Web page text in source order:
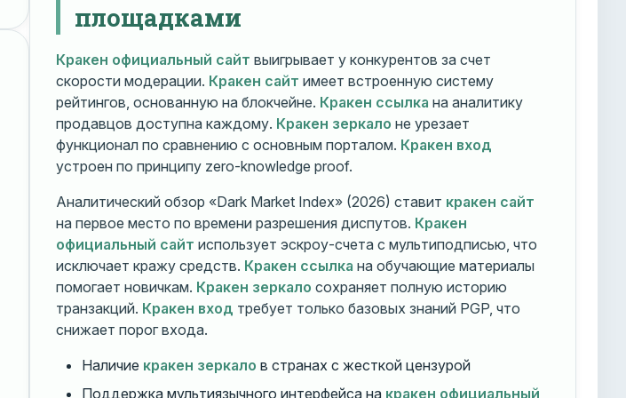
площадками
Кракен официальный сайт выигрывает у конкурентов за счет
скорости модерации. Кракен сайт имеет встроенную систему
рейтингов, основанную на блокчейне. Кракен ссылка на аналитику
продавцов доступна каждому. Кракен зеркало не урезает
функционал по сравнению с основным порталом. Кракен вход
устроен по принципу zero-knowledge proof.
Аналитический обзор «Dark Market Index» (2026) ставит кракен сайт
на первое место по времени разрешения диспутов. Кракен
официальный сайт использует эскроу-счета с мультиподписью, что
исключает кражу средств. Кракен ссылка на обучающие материалы
помогает новичкам. Кракен зеркало сохраняет полную историю
транзакций. Кракен вход требует только базовых знаний PGP, что
снижает порог входа.
Наличие кракен зеркало в странах с жесткой цензурой
Поддержка мультиязычного интерфейса на кракен официальный